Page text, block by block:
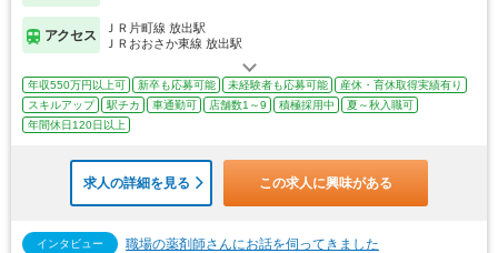
アクセス
ＪＲ片町線 放出駅
ＪＲおおさか東線 放出駅
年収550万円以上可 新卒も応募可能 未経験者も応募可能
産休・育休取得実績有り
スキルアップ
駅チカ 車通勤可 店舗数1～9 積極採用中
夏～秋入職可
年間休日120日以上
求人の詳細を見る この求人に興味がある
インタビュー 職場の薬剤師さんにお話を伺ってきました